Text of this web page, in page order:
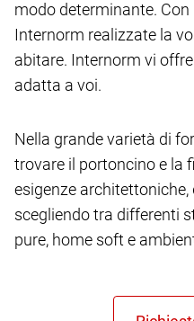
modo determinante.
Internorm realizzate la
abitare. Internorm vi
adatta a voi.
Nella grande varietà di
trovare il portoncino e la
esigenze
scegliendo tra differenti
pure, home soft e